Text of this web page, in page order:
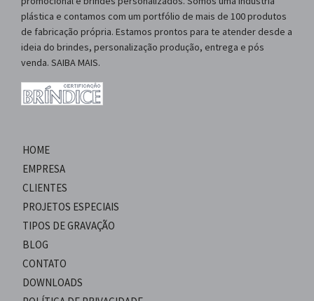
plástica e contamos com um portfólio de mais de 100 produtos
de fabricação própria. Estamos prontos para te atender desde a
ideia do brindes, personalização produção, entrega e pós
venda. SAIBA MAIS.
HOME
EMPRESA
CLIENTES
PROJETOS ESPECIAIS
TIPOS DE GRAVAÇÃO
BLOG
CONTATO
DOWNLOADS